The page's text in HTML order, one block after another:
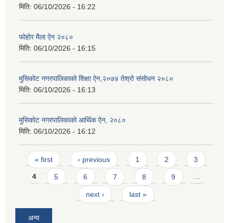
मिति: 06/10/2026 - 16:22
फोहोर मैला ऐन २०८०
मिति: 06/10/2026 - 16:15
मुसिकोट नगरपालिकाको शिक्षा ऐन,२०७४ तेश्रो संसोधन २०८०
मिति: 06/10/2026 - 16:13
मुसिकोट नगरपालिकाको आर्थिक ऐन, २०८०
मिति: 06/10/2026 - 16:12
Pages
« first ‹ previous 1 2 3
4 5 6 7 8 9 …
next › last »
अन्य